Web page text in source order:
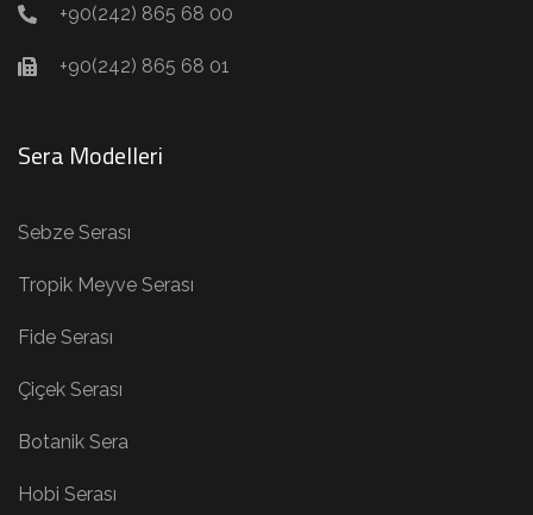
+90(242) 865 68 00
+90(242) 865 68 01
Sera Modelleri
Sebze Serası
Tropik Meyve Serası
Fide Serası
Çiçek Serası
Botanik Sera
Hobi Serası